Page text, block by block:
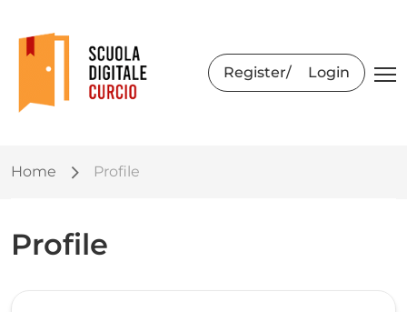
Register Login
Home Profile
Profile